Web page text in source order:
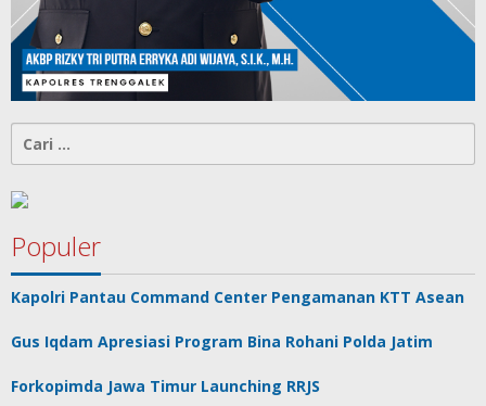
untuk:
Populer
Kapolri Pantau Command Center Pengamanan KTT Asean
Gus Iqdam Apresiasi Program Bina Rohani Polda Jatim
Forkopimda Jawa Timur Launching RRJS